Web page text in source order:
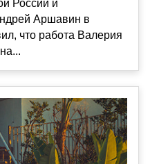
России и
Аршавин в
что работа Валерия